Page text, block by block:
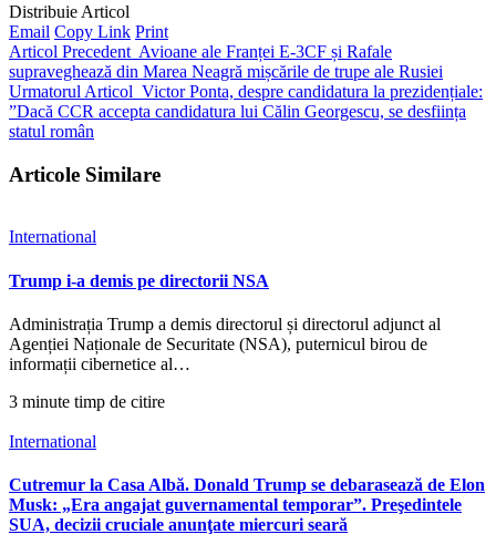
Distribuie Articol
Email Copy Link Print
Articol Precedent Avioane ale Franței E-3CF și Rafale
supraveghează din Marea Neagră mișcările de trupe ale Rusiei
Urmatorul Articol Victor Ponta, despre candidatura la prezidențiale:
”Dacă CCR accepta candidatura lui Călin Georgescu, se desființa
statul român
Articole Similare
International
Trump i-a demis pe directorii NSA
Administrația Trump a demis directorul și directorul adjunct al
Agenției Naționale de Securitate (NSA), puternicul birou de
informații cibernetice al…
3 minute timp de citire
International
Cutremur la Casa Albă. Donald Trump se debarasează de Elon
Musk: „Era angajat guvernamental temporar”. Preşedintele
SUA, decizii cruciale anunţate miercuri seară